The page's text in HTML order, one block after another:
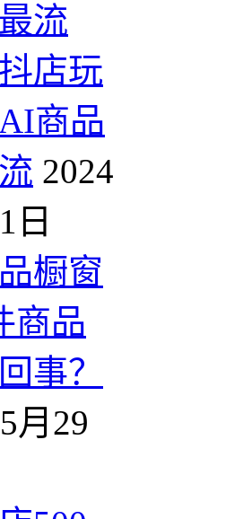
流
店玩
商品
2024
日
橱窗
商品
事？
月29